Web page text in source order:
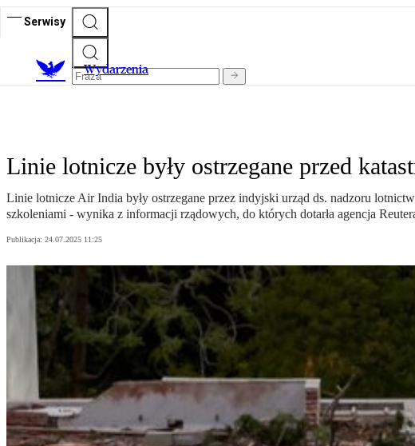
Serwisy
Wydarzenia
Linie lotnicze były ostrzegane przed
Linie lotnicze Air India były ostrzegane przez indyjski urząd ds. nadzoru
szkoleniami - wynika z informacji rządowych, do których dotarła agencja
Publikacja: 24.07.2025 11:25